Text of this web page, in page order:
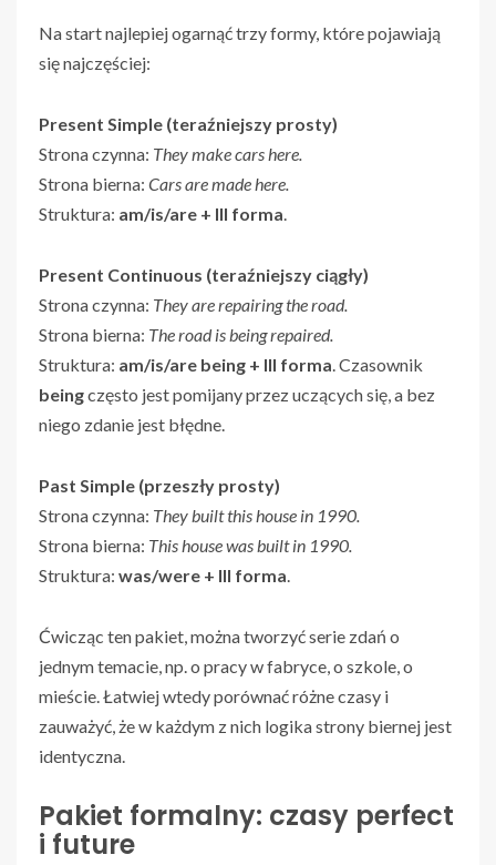
Na start najlepiej ogarnąć trzy formy, które pojawiają
się najczęściej:
Present Simple (teraźniejszy prosty)
Strona czynna: They make cars here.
Strona bierna: Cars are made here.
Struktura: am/is/are + III forma.
Present Continuous (teraźniejszy ciągły)
Strona czynna: They are repairing the road.
Strona bierna: The road is being repaired.
Struktura: am/is/are being + III forma. Czasownik
beingczęsto jest pomijany przez uczących się, a bez
niego zdanie jest błędne.
Past Simple (przeszły prosty)
Strona czynna: They built this house in 1990.
Strona bierna: This house was built in 1990.
Struktura: was/were + III forma.
Ćwicząc ten pakiet, można tworzyć serie zdań o
jednym temacie, np. o pracy w fabryce, o szkole, o
mieście. Łatwiej wtedy porównać różne czasy i
zauważyć, że w każdym z nich logika strony biernej jest
identyczna.
Pakiet formalny: czasy perfect
i future